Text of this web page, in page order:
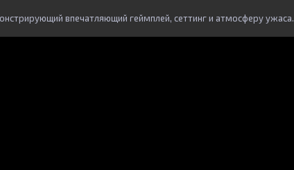
впечатляющий геймплей, сеттинг и атмосферу ужаса.